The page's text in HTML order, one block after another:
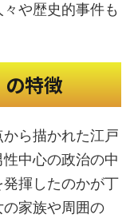
や歴史的事件も
特徴
から描かれた江戸
中心の政治の中
揮したのかが丁
家族や周囲の